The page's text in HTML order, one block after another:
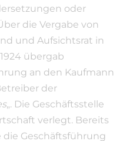
oder
die Vergabe von
und Aufsichtsrat in
1924 übergab
an den Kaufmann
der
„. Die Geschäftsstelle
verlegt. Bereits
die Geschäftsführung